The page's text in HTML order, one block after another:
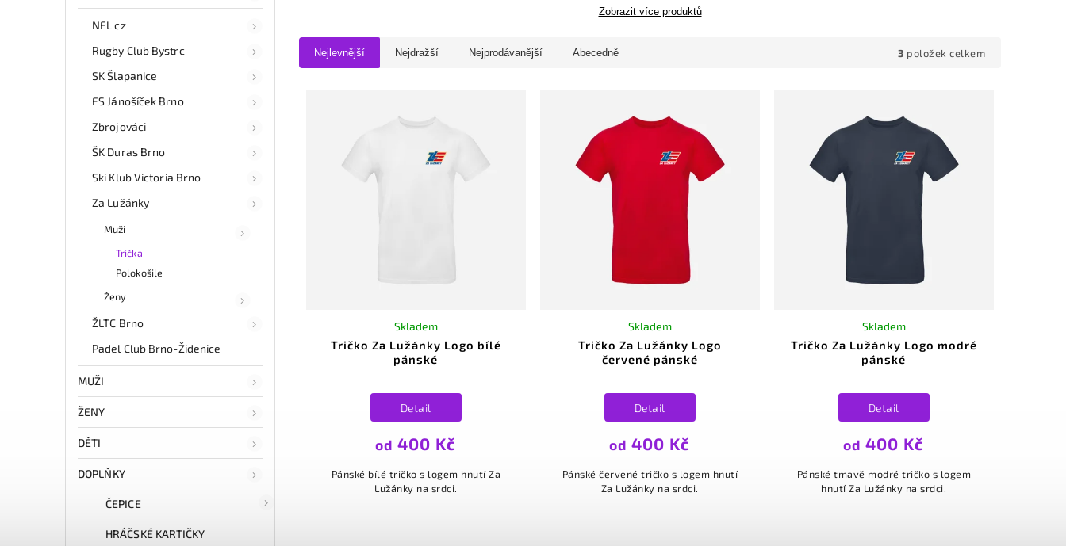
NFL cz
Rugby Club Bystrc
SK Šlapanice
FS Jánošíček Brno
Zbrojováci
ŠK Duras Brno
Ski Klub Victoria Brno
Za Lužánky
Muži
Trička
Polokošile
Ženy
ŽLTC Brno
Padel Club Brno-Židenice
MUŽI
ŽENY
DĚTI
DOPLŇKY
ČEPICE
HRÁČSKÉ KARTIČKY
Zobrazit více produktů
Nejlevnější Nejdražší Nejprodávanější Abecedně 3 položek celkem
Tričko Za Lužánky Logo bílé
pánské
Skladem
od 400 Kč
Detail
Pánské bílé tričko s logem hnutí Za
Lužánky na srdci.
Tričko Za Lužánky Logo
červené pánské
Skladem
od 400 Kč
Detail
Pánské červené tričko s logem hnutí
Za Lužánky na srdci.
Tričko Za Lužánky Logo modré
pánské
Skladem
od 400 Kč
Detail
Pánské tmavě modré tričko s logem
hnutí Za Lužánky na srdci.